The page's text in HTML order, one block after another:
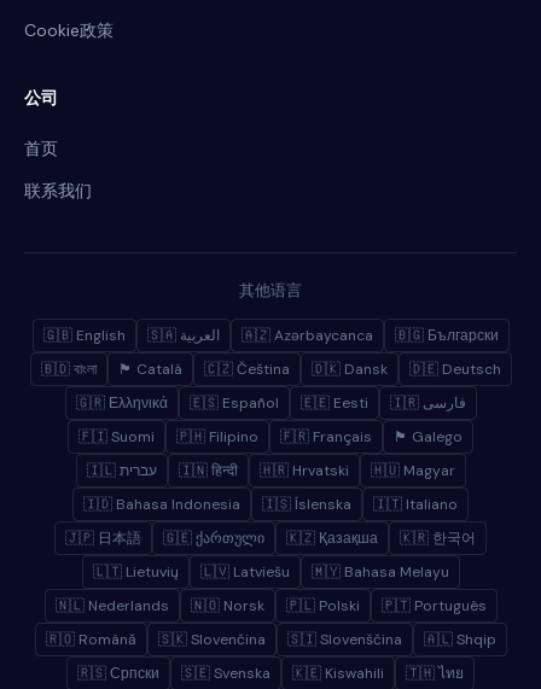
Cookie政策
公司
首页
联系我们
其他语言
🇬🇧 English 🇸🇦 العربية 🇦🇿 Azərbaycanca
🇧🇬 Български
🇧🇩 বাংলা
🏴 Català 🇨🇿 Čeština 🇩🇰 Dansk
🇩🇪 Deutsch
🇬🇷 Ελληνικά
🇪🇸 Español 🇪🇪 Eesti
🇮🇷 فارسی
🇫🇮 Suomi
🇵🇭 Filipino 🇫🇷 Français
🏴 Galego
🇮🇱 עברית
🇮🇳 हिन्दी 🇭🇷 Hrvatski
🇭🇺 Magyar
🇮🇩 Bahasa Indonesia
🇮🇸 Íslenska
🇮🇹 Italiano
🇯🇵 日本語
🇬🇪 ქართული 🇰🇿 Қазақша
🇰🇷 한국어
🇱🇹 Lietuvių
🇱🇻 Latviešu
🇲🇾 Bahasa Melayu
🇳🇱 Nederlands
🇳🇴 Norsk 🇵🇱 Polski
🇵🇹 Português
🇷🇴 Română
🇸🇰 Slovenčina 🇸🇮 Slovenščina
🇦🇱 Shqip
🇷🇸 Српски
🇸🇪 Svenska 🇰🇪 Kiswahili 🇹🇭 ไทย